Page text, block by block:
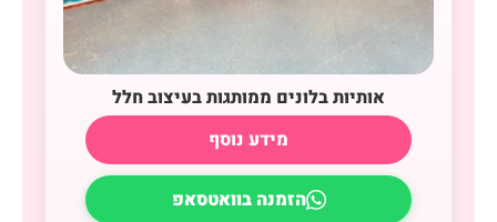
אותיות בלונים ממותגות בעיצוב חלל
מידע נוסף
הזמנה בוואטסאפ